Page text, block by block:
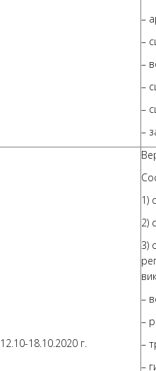
–
–
–
–
–
–
12.10-18.10.2020 г.
1)
2)
3)
–
–
–
–